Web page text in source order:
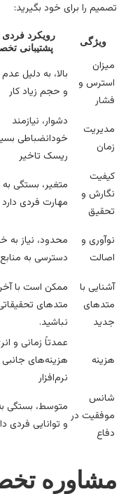
را برای خود بگیرید:
ویژگی
رویکرد فردی (بدون
پشتیبانی تخصصی)
و
بالا، به دلیل عدم
و حجم زیاد کار
دشوار، نیازمند
خودانضباطی بسیار
ریسک تاخیر
و
متغیر، بستگی به
مهارت فردی دارد
و
محدود، نیاز به
دسترسی به منابع جدید
با
ممکن است با آخرین
متدهای تحقیقاتی روز
نباشید.
عمدتاً زمانی و انرژی، با
هزینه‌های جانبی مانند
نرم‌افزار
در
متوسط، بستگی به
و توانایی فردی دارد